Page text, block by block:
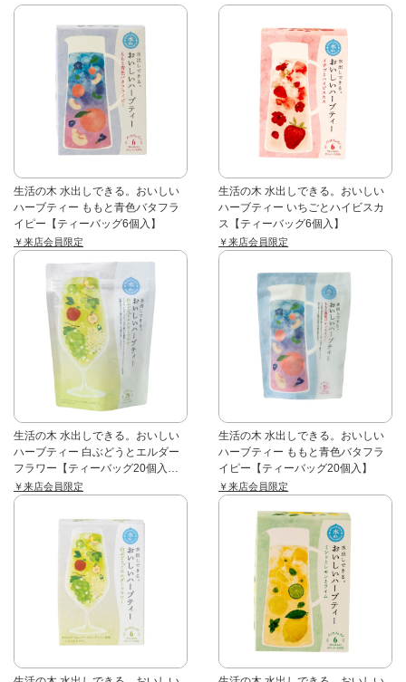
生活の木 水出しできる。おいしい
ハーブティー ももと青色バタフラ
イピー【ティーバッグ6個入】
￥来店会員限定
生活の木 水出しできる。おいしい
ハーブティー いちごとハイビスカ
ス【ティーバッグ6個入】
￥来店会員限定
生活の木 水出しできる。おいしい
ハーブティー 白ぶどうとエルダー
フラワー【ティーバッグ20個入
り】
￥来店会員限定
生活の木 水出しできる。おいしい
ハーブティー ももと青色バタフラ
イピー【ティーバッグ20個入】
￥来店会員限定